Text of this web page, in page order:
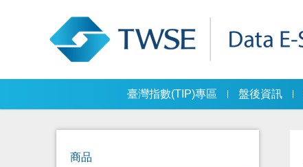
臺灣指數(TIP)專區 盤後資訊